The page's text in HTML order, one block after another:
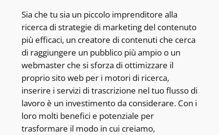
Sia che tu sia un piccolo imprenditore alla
ricerca di strategie di marketing del contenuto
più efficaci, un creatore di contenuti che cerca
di raggiungere un pubblico più ampio o un
webmaster che si sforza di ottimizzare il
proprio sito web per i motori di ricerca,
inserire i servizi di trascrizione nel tuo flusso di
lavoro è un investimento da considerare. Con i
loro molti benefici e potenziale per
trasformare il modo in cui creiamo,